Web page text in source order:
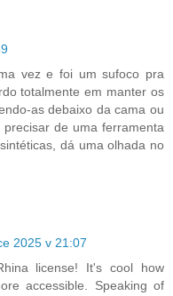
vez e foi um sufoco pra
totalmente em manter os
as debaixo da cama ou
de uma ferramenta
dá uma olhada no
2025 v 21:07
license! It's cool how
accessible. Speaking of